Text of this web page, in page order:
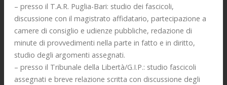
– presso il T.A.R. Puglia-Bari: studio dei fascicoli,
discussione con il magistrato affidatario, partecipazione a
camere di consiglio e udienze pubbliche, redazione di
minute di provvedimenti nella parte in fatto e in diritto,
studio degli argomenti assegnati.
– presso il Tribunale della Libertà/G.I.P.: studio fascicoli
assegnati e breve relazione scritta con discussione degli